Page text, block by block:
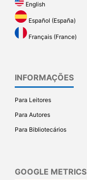
English
Español (España)
Français (France)
INFORMAÇÕES
Para Leitores
Para Autores
Para Bibliotecários
GOOGLE METRICS